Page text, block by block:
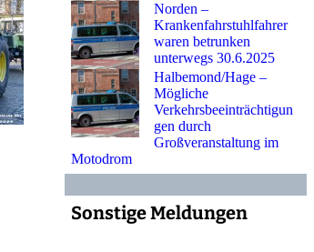
Norden –
Krankenfahrstuhlfahrer
waren betrunken
unterwegs 30.6.2025
Halbemond/Hage –
Mögliche
Verkehrsbeeinträchtigun
gen durch
Großveranstaltung im
Motodrom
Sonstige Meldungen